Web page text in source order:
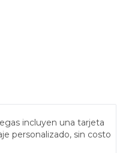
incluyen una tarjeta
personalizado, sin costo